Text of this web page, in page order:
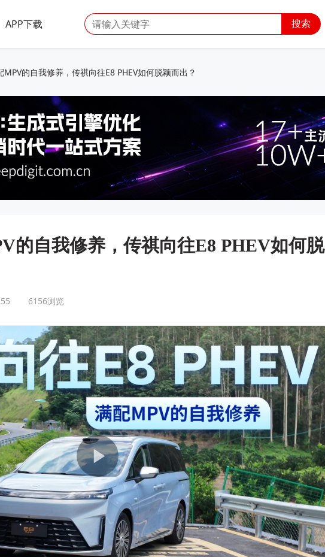
APP下载 搜索
MPV的自我修养，传祺向往E8 PHEV如何脱颖而出？
的自我修养，传祺向往E8 PHEV如何脱
6156浏览